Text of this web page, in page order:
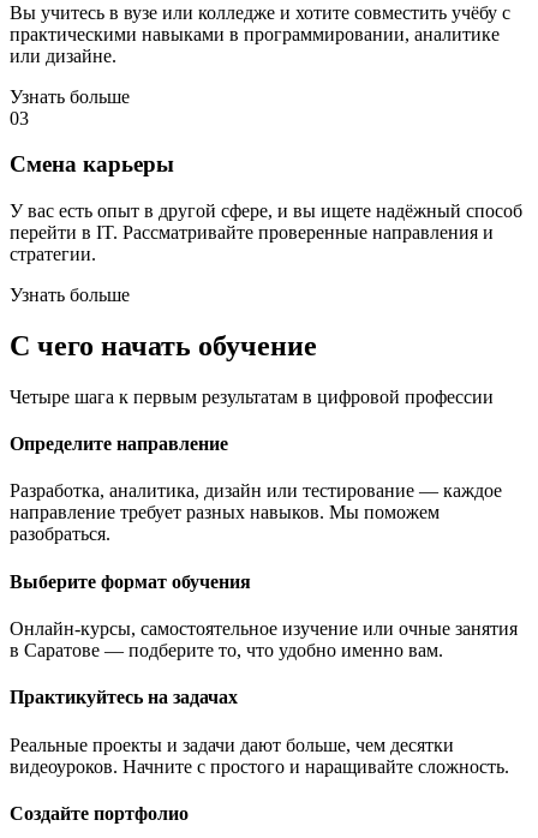
Вы учитесь в вузе или колледже и хотите совместить учёбу с
практическими навыками в программировании, аналитике
или дизайне.
Узнать больше
03
Смена карьеры
У вас есть опыт в другой сфере, и вы ищете надёжный способ
перейти в IT. Рассматривайте проверенные направления и
стратегии.
Узнать больше
С чего начать обучение
Четыре шага к первым результатам в цифровой профессии
Определите направление
Разработка, аналитика, дизайн или тестирование — каждое
направление требует разных навыков. Мы поможем
разобраться.
Выберите формат обучения
Онлайн-курсы, самостоятельное изучение или очные занятия
в Саратове — подберите то, что удобно именно вам.
Практикуйтесь на задачах
Реальные проекты и задачи дают больше, чем десятки
видеоуроков. Начните с простого и наращивайте сложность.
Создайте портфолио